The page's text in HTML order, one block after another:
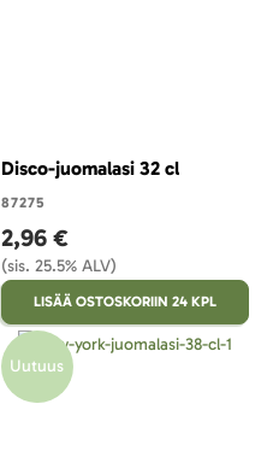
Disco-juomalasi 32 cl
87275
2,96 €
(sis. 25.5% ALV)
LISÄÄ OSTOSKORIIN 24 KPL
Uutuus